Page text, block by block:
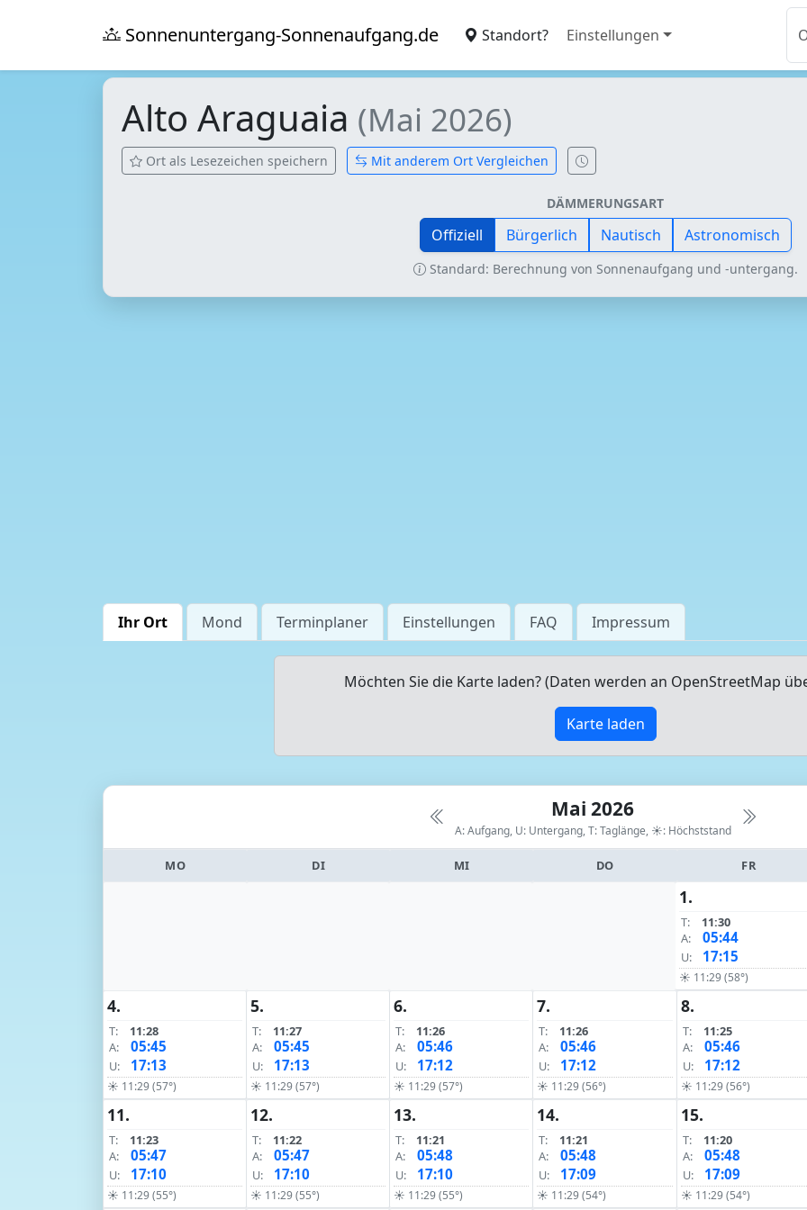
Sonnenuntergang-Sonnenaufgang.de Standort? Einstellungen
Alto Araguaia (Mai 2026)
Ort als Lesezeichen speichern Mit anderem Ort Vergleichen
DÄMMERUNGSART
Offiziell Bürgerlich Nautisch Astronomisch
Standard: Berechnung von Sonnenaufgang und -untergang.
Ihr Ort Mond Terminplaner Einstellungen FAQ Impressum
Möchten Sie die Karte laden? (Daten werden an OpenStreetMap
Karte laden
Mai 2026
A: Aufgang, U: Untergang, T: Taglänge, ☀: Höchststand
MO DI MI DO FR
1.
T:
11:30
A:
05:44
U: 17:15
☀ 11:29 (58°)
4.
T:
11:28
A:
05:45
U: 17:13
☀ 11:29 (57°)
5.
T:
11:27
A:
05:45
U: 17:13
☀ 11:29 (57°)
6.
T:
11:26
A:
05:46
U: 17:12
☀ 11:29 (57°)
7.
T:
11:26
A:
05:46
U: 17:12
☀ 11:29 (56°)
8.
T:
11:25
A:
05:46
U: 17:12
☀ 11:29 (56°)
11.
T:
11:23
A:
05:47
U: 17:10
☀ 11:29 (55°)
12.
T:
11:22
A:
05:47
U: 17:10
☀ 11:29 (55°)
13.
T:
11:21
A:
05:48
U: 17:10
☀ 11:29 (55°)
14.
T:
11:21
A:
05:48
U: 17:09
☀ 11:29 (54°)
15.
T:
11:20
A:
05:48
U: 17:09
☀ 11:29 (54°)